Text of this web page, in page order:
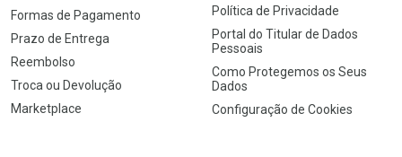
Formas de Pagamento
Prazo de Entrega
Reembolso
Troca ou Devolução
Marketplace
Política de Privacidade
Portal do Titular de Dados
Pessoais
Como Protegemos os Seus
Dados
Configuração de Cookies